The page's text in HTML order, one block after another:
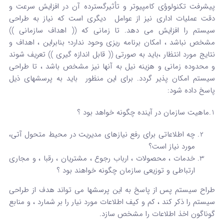
پیشرفت تکنولوؤی کامپیوتر و تأثیرگسترده آن در افزایش سرعت و
دقت عملیات اداری نیز از عوامل دیگری است که نیاز به طراحی
سیستم را افزایش می دهد. تا زمانی که (( اهداف سازمانی ))
مشخص نباشد ، امکان برنامه ریزی وحود ندارد؛ بنابراین ، اهداف و
نتایج مورد انتظار ،باید به صورتی (( قابل اندازه گیری )) تعریف شوند
و محدوده زمانی و هزینه نیل به آنها نیز مشخص باشد ، تا طراحی
سیستم امکان پذیر گردد. برای این منظور باید به پرسشهای ذیل
پاسخ داده شود:
1.ماهیت سازمان در آینده چگونه خواهد بود ؟
چه اطلاعاتی برای رفع نیازهای مدیریت در محیط متحول آتی،
مورد نیاز است؟
خدمات ، محصولات ، ارباب رجوع ، مشتریان ، رقبا ، و مجاری
ارتباطی و توزیعی سازمان چگونه خواهند بود ؟
طراح سیستم پس از پاسخ به این پرسشها می تواند هدف از طراحی
سیستم را ذکر کند ، کم و کیف اطلاعات مورد نیار را بر شمارد ، و منابع
گوناگون اخذ اطلاعات را مشخص سازد.